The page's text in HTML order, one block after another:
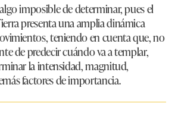
imposible de determinar, pues el
presenta una amplia dinámica
teniendo en cuenta que, no
de predecir cuándo va a templar,
la intensidad, magnitud,
factores de importancia.